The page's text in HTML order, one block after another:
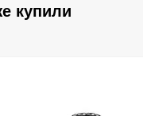
купили